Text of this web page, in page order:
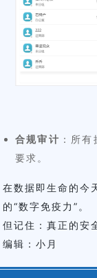
合规审计 ：所
要求。
在数据即生命的今
的“数字免疫力”。
但记住：真正的安
编辑：小月